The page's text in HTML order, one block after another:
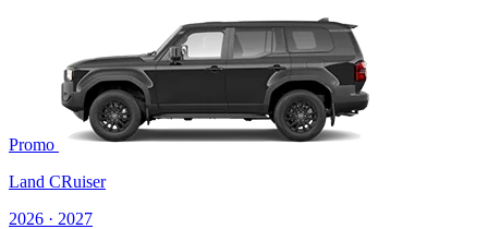
Promo
Land CRuiser
2026 · 2027